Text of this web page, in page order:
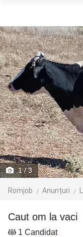
1/ 3
Romjob Anunțuri
caut om la vaci
1 Candidat